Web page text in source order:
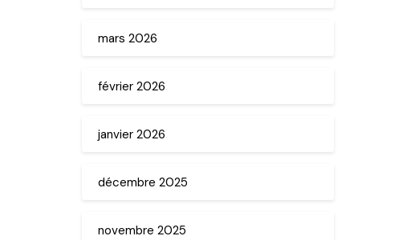
mars 2026
février 2026
janvier 2026
décembre 2025
novembre 2025